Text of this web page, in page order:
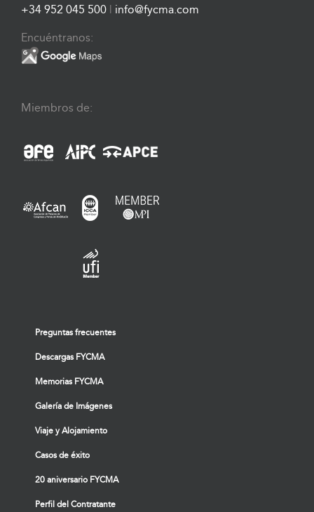
+34 952 045 500 | info@fycma.com
Encuéntranos:
Miembros de:
Preguntas frecuentes
Descargas FYCMA
Memorias FYCMA
Galería de Imágenes
Viaje y Alojamiento
Casos de éxito
20 aniversario FYCMA
Perfil del Contratante